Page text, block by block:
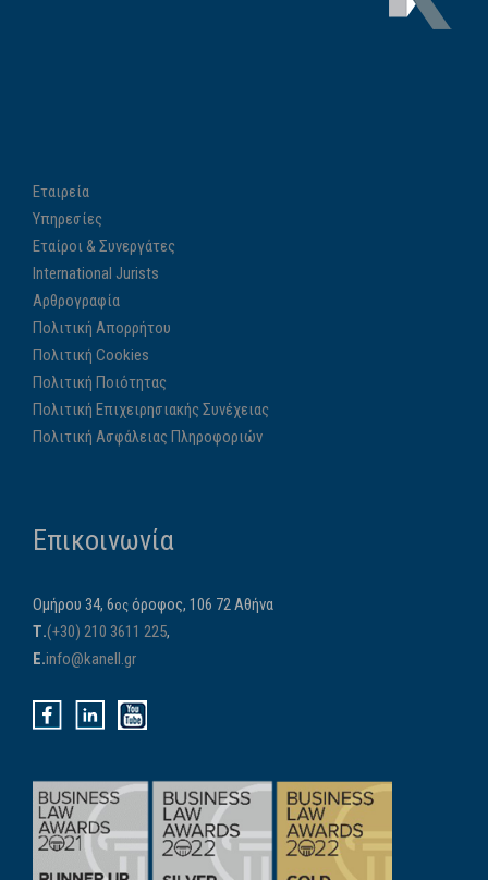
Εταιρεία
Υπηρεσίες
Εταίροι & Συνεργάτες
International Jurists
Αρθρογραφία
Πολιτική Απορρήτου
Πολιτική Cookies
Πολιτική Ποιότητας
Πολιτική Επιχειρησιακής Συνέχειας
Πολιτική Ασφάλειας Πληροφοριών
Επικοινωνία
Ομήρου 34, 6ος όροφος, 106 72 Αθήνα
Τ.(+30) 210 3611 225,
E.info@kanell.gr